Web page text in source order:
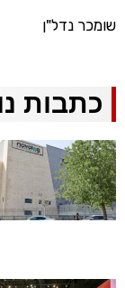
שומכר נדל"ן
כתבות